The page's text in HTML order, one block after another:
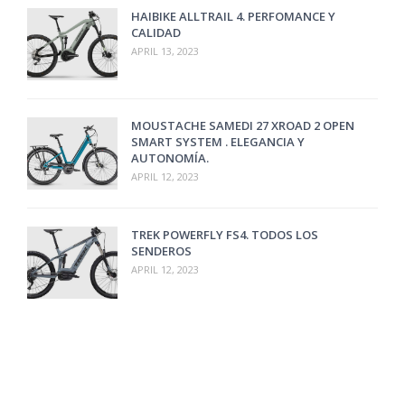
HAIBIKE ALLTRAIL 4. PERFOMANCE Y
CALIDAD
APRIL 13, 2023
MOUSTACHE SAMEDI 27 XROAD 2 OPEN
SMART SYSTEM . ELEGANCIA Y
AUTONOMÍA.
APRIL 12, 2023
TREK POWERFLY FS4. TODOS LOS
SENDEROS
APRIL 12, 2023